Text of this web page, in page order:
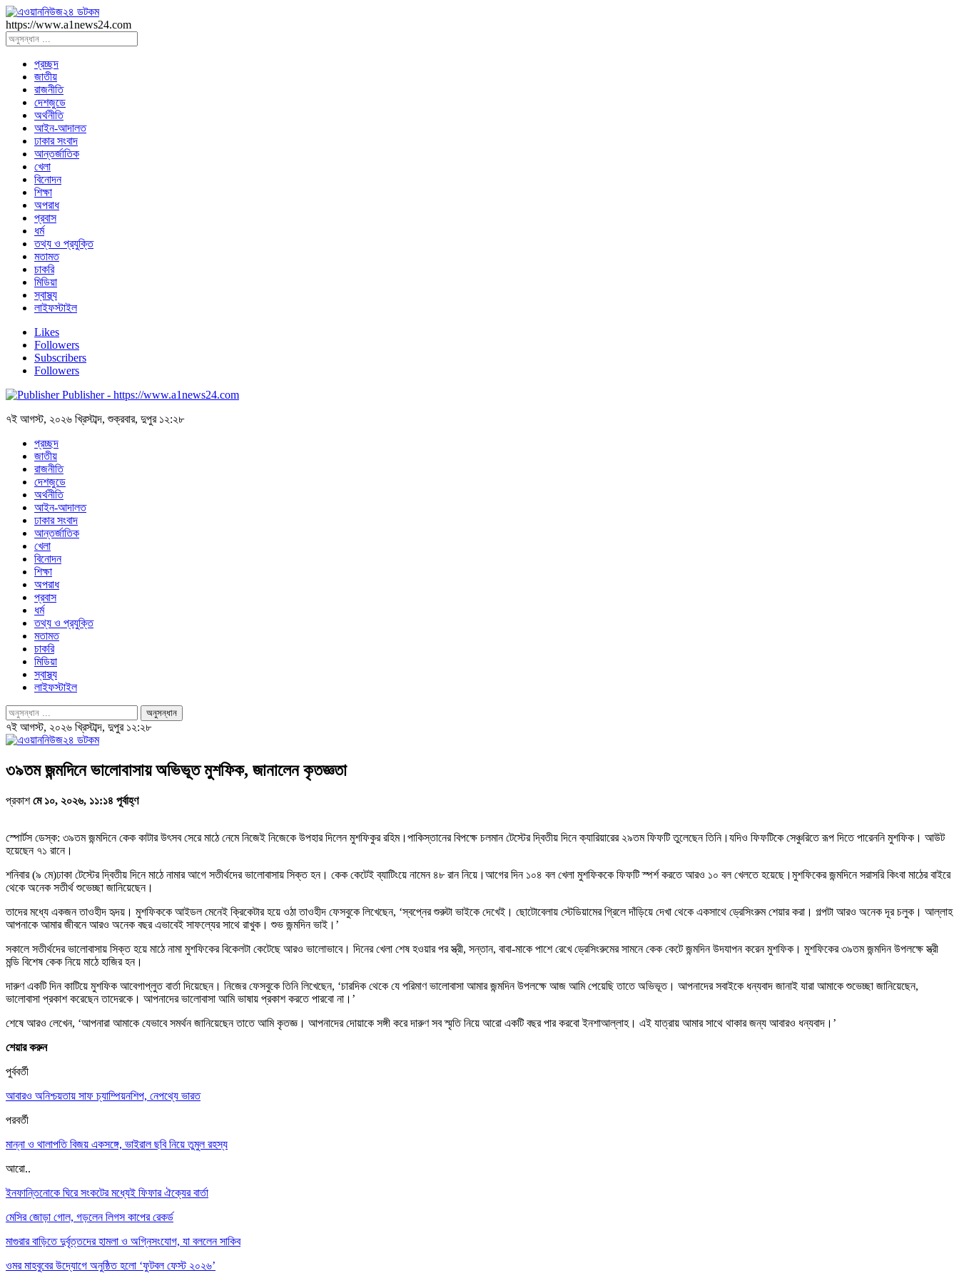
https://www.a1news24.com
প্রচ্ছদ
জাতীয়
রাজনীতি
দেশজুডে
অর্থনীতি
আইন-আদালত
ঢাকার সংবাদ
আন্তর্জাতিক
খেলা
বিনোদন
শিক্ষা
অপরাধ
প্রবাস
ধর্ম
তথ্য ও প্রযুক্তি
মতামত
চাকরি
মিডিয়া
স্বাস্থ্য
লাইফস্টাইল
Likes
Followers
Subscribers
Followers
Publisher - https://www.a1news24.com
৭ই আগস্ট, ২০২৬ খ্রিস্টাব্দ, শুক্রবার, দুপুর ১২:২৮
প্রচ্ছদ
জাতীয়
রাজনীতি
দেশজুডে
অর্থনীতি
আইন-আদালত
ঢাকার সংবাদ
আন্তর্জাতিক
খেলা
বিনোদন
শিক্ষা
অপরাধ
প্রবাস
ধর্ম
তথ্য ও প্রযুক্তি
মতামত
চাকরি
মিডিয়া
স্বাস্থ্য
লাইফস্টাইল
৭ই আগস্ট, ২০২৬ খ্রিস্টাব্দ, দুপুর ১২:২৮
৩৯তম জন্মদিনে ভালোবাসায় অভিভূত মুশফিক, জানালেন কৃতজ্ঞতা
প্রকাশমে ১০, ২০২৬, ১১:১৪ পূর্বাহ্ণ
স্পোর্টস ডেস্ক: ৩৯তম জন্মদিনে কেক কাটার উৎসব সেরে মাঠে নেমে নিজেই নিজেকে উপহার দিলেন মুশফিকুর রহিম।পাকিস্তানের বিপক্ষে চলমান টেস্টের দ্বিতীয় দিনে ক্যারিয়ারের ২৯তম ফিফটি তুলেছেন তিনি।যদিও ফিফটিকে সেঞ্চুরিতে রূপ দিতে পারেননি মুশফিক। আউট
হয়েছেন ৭১ রানে।
শনিবার (৯ মে)ঢাকা টেস্টের দ্বিতীয় দিনে মাঠে নামার আগে সতীর্থদের ভালোবাসায় সিক্ত হন। কেক কেটেই ব্যাটিংয়ে নামেন ৪৮ রান নিয়ে।আগের দিন ১০৪ বল খেলা মুশফিককে ফিফটি স্পর্শ করতে আরও ১০ বল খেলতে হয়েছে।মুশফিকের জন্মদিনে সরাসরি কিংবা মাঠের বাইরে
থেকে অনেক সতীর্থ শুভেচ্ছা জানিয়েছেন।
তাদের মধ্যে একজন তাওহীদ হৃদয়। মুশফিককে আইডল মেনেই ক্রিকেটার হয়ে ওঠা তাওহীদ ফেসবুকে লিখেছেন, ‘স্বপ্নের শুরুটা ভাইকে দেখেই। ছোটোবেলায় স্টেডিয়ামের গ্রিলে দাঁড়িয়ে দেখা থেকে একসাথে ড্রেসিংরুম শেয়ার করা। গল্পটা আরও অনেক দূর চলুক। আল্লাহ
আপনাকে আমার জীবনে আরও অনেক বছর এভাবেই সাফল্যের সাথে রাখুক। শুভ জন্মদিন ভাই।’
সকালে সতীর্থদের ভালোবাসায় সিক্ত হয়ে মাঠে নামা মুশফিকের বিকেলটা কেটেছে আরও ভালোভাবে। দিনের খেলা শেষ হওয়ার পর স্ত্রী, সন্তান, বাবা-মাকে পাশে রেখে ড্রেসিংরুমের সামনে কেক কেটে জন্মদিন উদযাপন করেন মুশফিক। মুশফিকের ৩৯তম জন্মদিন উপলক্ষে স্ত্রী
মন্ডি বিশেষ কেক নিয়ে মাঠে হাজির হন।
দারুণ একটি দিন কাটিয়ে মুশফিক আবেগাপ্লুত বার্তা দিয়েছেন। নিজের ফেসবুকে তিনি লিখেছেন, ‘চারদিক থেকে যে পরিমাণ ভালোবাসা আমার জন্মদিন উপলক্ষে আজ আমি পেয়েছি তাতে অভিভূত। আপনাদের সবাইকে ধন্যবাদ জানাই যারা আমাকে শুভেচ্ছা জানিয়েছেন,
ভালোবাসা প্রকাশ করেছেন তাদেরকে। আপনাদের ভালোবাসা আমি ভাষায় প্রকাশ করতে পারবো না।’
শেষে আরও লেখেন, ‘আপনারা আমাকে যেভাবে সমর্থন জানিয়েছেন তাতে আমি কৃতজ্ঞ। আপনাদের দোয়াকে সঙ্গী করে দারুণ সব স্মৃতি নিয়ে আরো একটি বছর পার করবো ইনশাআল্লাহ। এই যাত্রায় আমার সাথে থাকার জন্য আবারও ধন্যবাদ।’
শেয়ার করুন
পুর্ববর্তী
আবারও অনিশ্চয়তায় সাফ চ্যাম্পিয়নশিপ, নেপথ্যে ভারত
পরবর্তী
মান্না ও থালাপতি বিজয় একসঙ্গে, ভাইরাল ছবি নিয়ে তুমুল রহস্য
আরো..
ইনফান্তিনোকে ঘিরে সংকটের মধ্যেই ফিফার ঐক্যের বার্তা
মেসির জোড়া গোল, গড়লেন লিগস কাপের রেকর্ড
মাগুরার বাড়িতে দুর্বৃত্তদের হামলা ও অগ্নিসংযোগ, যা বললেন সাকিব
ওমর মাহবুবের উদ্যোগে অনুষ্ঠিত হলো ‘ফুটবল ফেস্ট ২০২৬’